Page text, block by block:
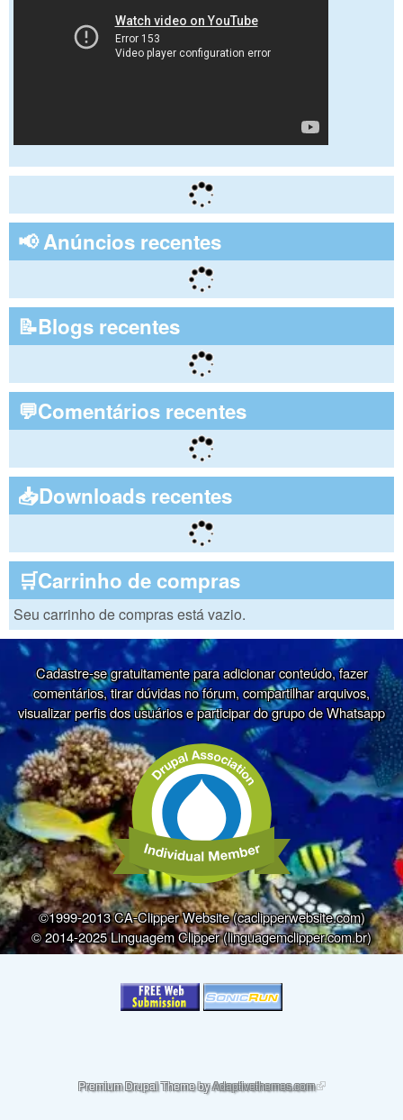
📢 Anúncios recentes
📝Blogs recentes
💬Comentários recentes
📥Downloads recentes
🛒Carrinho de compras
Seu carrinho de compras está vazio.
Cadastre-se gratuitamente para adicionar conteúdo, fazer
comentários, tirar dúvidas no fórum, compartilhar arquivos,
visualizar perfis dos usuários e participar do grupo de Whatsapp
©1999-2013 CA-Clipper Website (caclipperwebsite.com)
© 2014-2025 Linguagem Clipper (linguagemclipper.com.br)
Premium Drupal Theme byAdaptivethemes.com(link is external)